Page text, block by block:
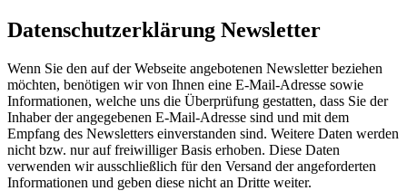
Datenschutzerklärung Newsletter
Wenn Sie den auf der Webseite angebotenen Newsletter beziehen
möchten, benötigen wir von Ihnen eine E-Mail-Adresse sowie
Informationen, welche uns die Überprüfung gestatten, dass Sie der
Inhaber der angegebenen E-Mail-Adresse sind und mit dem
Empfang des Newsletters einverstanden sind. Weitere Daten werden
nicht bzw. nur auf freiwilliger Basis erhoben. Diese Daten
verwenden wir ausschließlich für den Versand der angeforderten
Informationen und geben diese nicht an Dritte weiter.